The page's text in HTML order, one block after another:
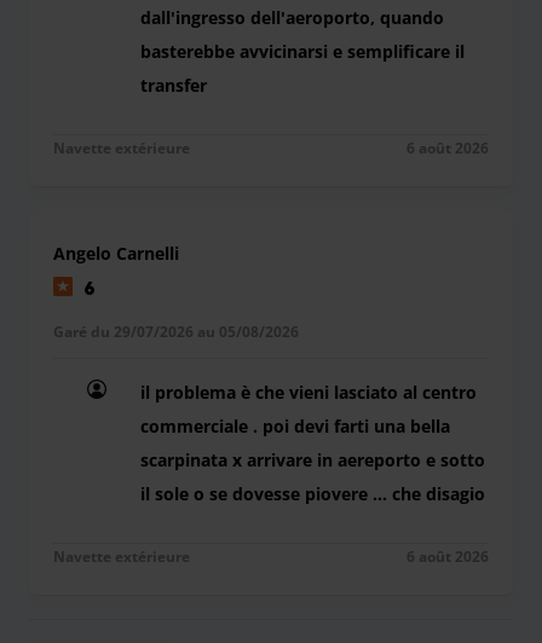
dall'ingresso dell'aeroporto, quando
basterebbe avvicinarsi e semplificare il
transfer
Navette extérieure 6 août 2026
Angelo Carnelli
6
Garé du 29/07/2026 au 05/08/2026
il problema è che vieni lasciato al centro
commerciale . poi devi farti una bella
scarpinata x arrivare in aereporto e sotto
il sole o se dovesse piovere ... che disagio
Navette extérieure 6 août 2026